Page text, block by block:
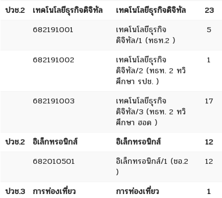
ปวช.2 เทคโนโลยีธุรกิจดิจิทัล เทคโนโลยีธุรกิจดิจิทัล
23
682191001
เทคโนโลยีธุรกิจ
ดิจิทัล/1 (ทธท.2 )
5
682191002
เทคโนโลยีธุรกิจ
ดิจิทัล/2 (ทธท. 2 ทวิ
ศึกษา รปช. )
1
682191003
เทคโนโลยีธุรกิจ
ดิจิทัล/3 (ทธท. 2 ทวิ
ศึกษา ฮอด )
17
ปวช.2 อิเล็กทรอนิกส์ อิเล็กทรอนิกส์
12
682010501
อิเล็กทรอนิกส์/1 (ชอ.2
)
12
ปวช.3 การท่องเที่ยว การท่องเที่ยว
1